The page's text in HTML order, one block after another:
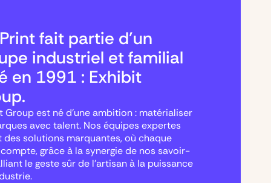
fait partie d’un
industriel et familial
en 1991 : Exhibit
Group est né d’une ambition : matérialiser
avec talent. Nos équipes expertes
des solutions marquantes, où chaque
grâce à la synergie de nos savoir-
le geste sûr de l’artisan à la puissance